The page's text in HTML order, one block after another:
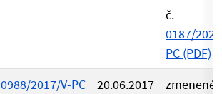
č.
0187/
PC (PDF)
0988/2017/V-PC 20.06.2017
zmenené